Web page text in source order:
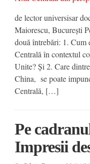
de lector universisar
Maiorescu, București
două întrebări: 1.
Centrală în contextul
Unite? Și 2. Care
China, se poate
Centrală, […]
Pe
Impresii